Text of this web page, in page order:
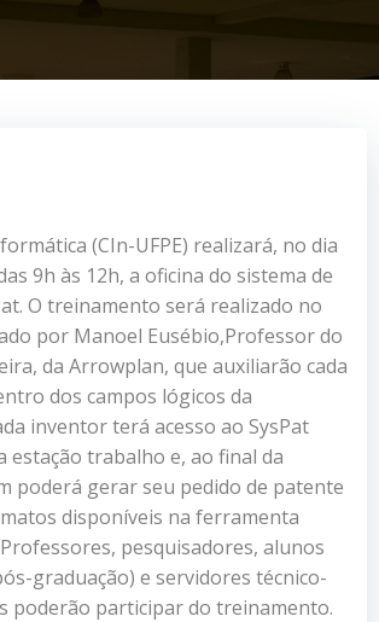
(CIn-UFPE) realizará, no dia
9h às 12h, a oficina do sistema de
O treinamento será realizado no
por Manoel Eusébio,Professor do
da Arrowplan, que auxiliarão cada
dos campos lógicos da
inventor terá acesso ao SysPat
estação trabalho e, ao final da
poderá gerar seu pedido de patente
disponíveis na ferramenta
pesquisadores, alunos
graduação) e servidores técnico-
poderão participar do treinamento.